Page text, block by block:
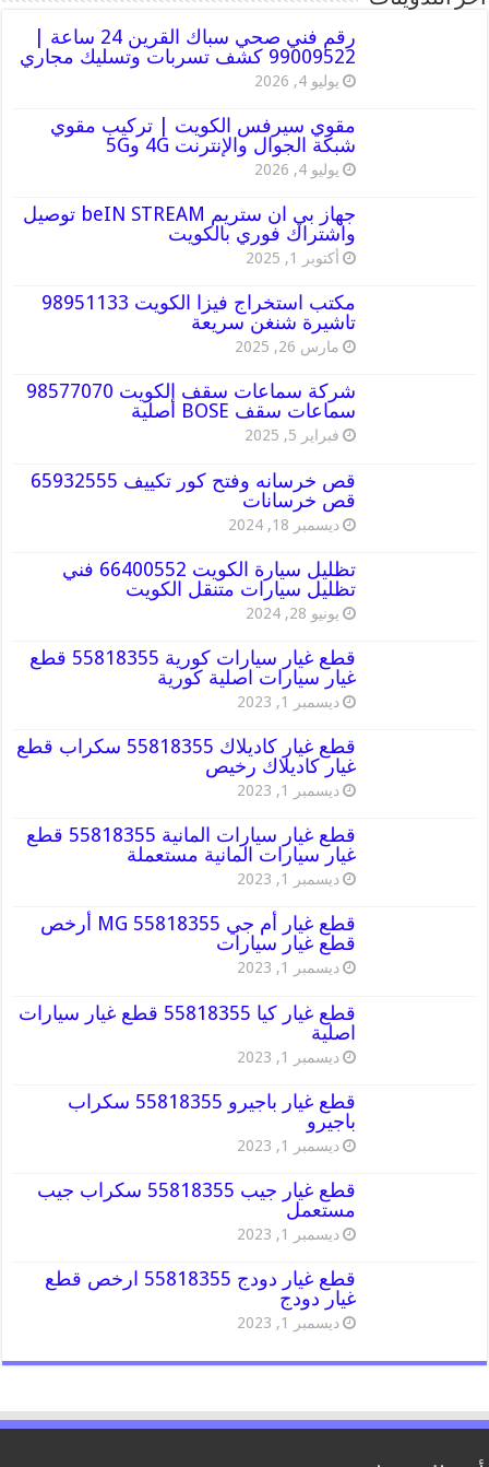
رقم فني صحي سباك القرين 24 ساعة |
99009522 كشف تسربات وتسليك مجاري
يوليو 4, 2026
مقوي سيرفس الكويت | تركيب مقوي
شبكة الجوال والإنترنت 4G و5G
يوليو 4, 2026
جهاز بي ان ستريم beIN STREAM توصيل
واشتراك فوري بالكويت
أكتوبر 1, 2025
مكتب استخراج فيزا الكويت 98951133
تاشيرة شنغن سريعة
مارس 26, 2025
شركة سماعات سقف الكويت 98577070
سماعات سقف BOSE أصلية
فبراير 5, 2025
قص خرسانه وفتح كور تكييف 65932555
قص خرسانات
ديسمبر 18, 2024
تظليل سيارة الكويت 66400552 فني
تظليل سيارات متنقل الكويت
يونيو 28, 2024
قطع غيار سيارات كورية 55818355 قطع
غيار سيارات اصلية كورية
ديسمبر 1, 2023
قطع غيار كاديلاك 55818355 سكراب قطع
غيار كاديلاك رخيص
ديسمبر 1, 2023
قطع غيار سيارات المانية 55818355 قطع
غيار سيارات المانية مستعملة
ديسمبر 1, 2023
قطع غيار أم جي MG 55818355 أرخص
قطع غيار سيارات
ديسمبر 1, 2023
قطع غيار كيا 55818355 قطع غيار سيارات
اصلية
ديسمبر 1, 2023
قطع غيار باجيرو 55818355 سكراب
باجيرو
ديسمبر 1, 2023
قطع غيار جيب 55818355 سكراب جيب
مستعمل
ديسمبر 1, 2023
قطع غيار دودج 55818355 ارخص قطع
غيار دودج
ديسمبر 1, 2023